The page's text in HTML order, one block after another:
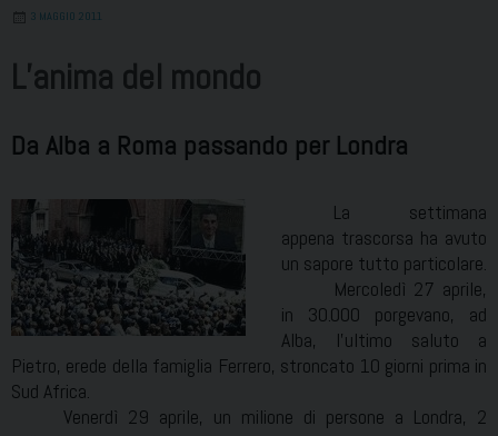
3 MAGGIO 2011
L’anima del mondo
Da Alba a Roma passando per Londra
La settimana
appena trascorsa ha avuto
un sapore tutto particolare.
Mercoledì 27 aprile,
in 30.000 porgevano, ad
Alba, l’ultimo saluto a
Pietro, erede della famiglia Ferrero, stroncato 10 giorni prima in
Sud Africa.
Venerdì 29 aprile, un milione di persone a Londra, 2